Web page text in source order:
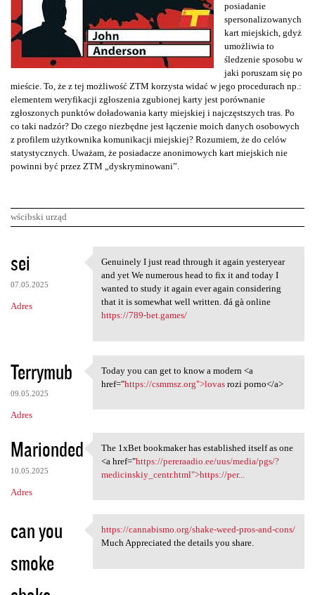
posiadanie
spersonalizowanych
kart miejskich, gdyż
umożliwia to
śledzenie sposobu w
jaki poruszam się po
mieście. To, że z tej możliwość ZTM korzysta widać w jego procedurach np.:
elementem weryfikacji zgłoszenia zgubionej karty jest porównanie
zgłoszonych punktów doładowania karty miejskiej i najczęstszych tras. Po
co taki nadzór? Do czego niezbędne jest łączenie moich danych osobowych
z profilem użytkownika komunikacji miejskiej? Rozumiem, że do celów
statystycznych. Uważam, że posiadacze anonimowych kart miejskich nie
powinni być przez ZTM „dyskryminowani”.
wścibski urząd
K
o
m
e
a
r
z
sei
07.05.2025
Adres
Genuinely I just read through
Genuinely I just read through it again yesteryear
and yet We numerous head to fix it and today I
wanted to study it again ever again considering
that it is somewhat well written. đá gà online
https://789-bet.games/
Terrymub
09.05.2025
Adres
Today you can get to know a
Today you can get to know a modern <a
href="https://csmmsz.org">lovasrozi porno</a>
Marionded
10.05.2025
Adres
The 1xBet bookmaker has
The 1xBet bookmaker has established itself as one
<a href="https://pereraadio.ee/uus/media/pgs/?
medicinskiy_centr.html">https://per...
can you
smoke
https://cannabismo.org/shake
https://cannabismo.org/shake-weed-pros-and-cons/
Much Appreciated the details you share.